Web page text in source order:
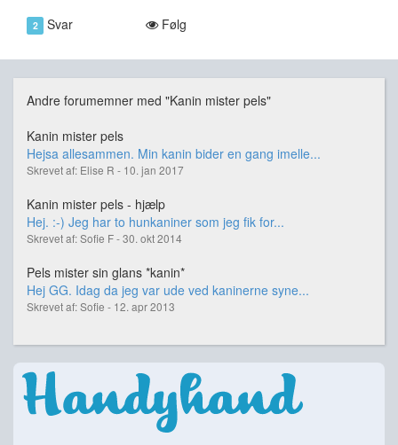
2 Svar Følg
Andre forumemner med "Kanin mister pels"
Kanin mister pels
Hejsa allesammen. Min kanin bider en gang imelle...
Skrevet af: Elise R - 10. jan 2017
Kanin mister pels - hjælp
Hej. :-) Jeg har to hunkaniner som jeg fik for...
Skrevet af: Sofie F - 30. okt 2014
Pels mister sin glans *kanin*
Hej GG. Idag da jeg var ude ved kaninerne syne...
Skrevet af: Sofie - 12. apr 2013